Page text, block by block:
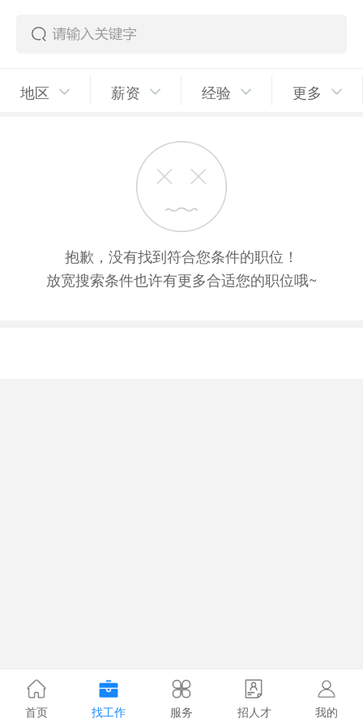
地区 薪资 经验 更多
抱歉，没有找到符合您条件的职位！
放宽搜索条件也许有更多合适您的职位哦~
首页 找工作 服务 招人才 我的